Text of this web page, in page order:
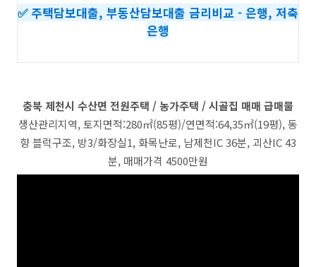
✅ 주택담보대출, 부동산담보대출 금리비교 - 은행, 저축
은행
충북 제천시 수산면 전원주택 / 농가주택 / 시골집 매매 급매물
생산관리지역, 토지면적:280㎡(85평)/연면적:64,35㎡(19평), 동
향 블럭구조, 방3/화장실1, 화목난로, 남제천IC 36분, 괴산lC 43
분, 매매가격 4500만원